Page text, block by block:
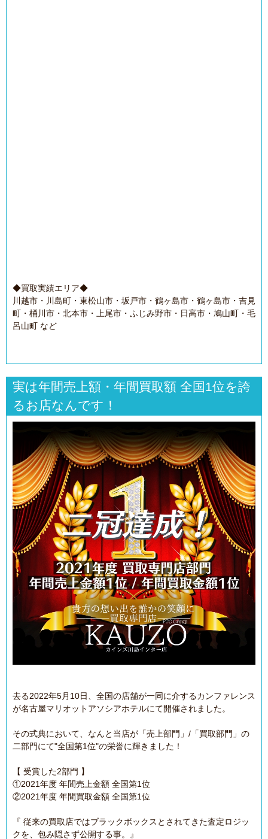
◆買取実績エリア◆
川越市・川島町・東松山市・坂戸市・鶴ヶ島市・鶴ヶ島市・吉見
町・桶川市・北本市・上尾市・ふじみ野市・日高市・鳩山町・毛
呂山町 など
実は年間売上額・年間買取額 全国1位を誇
るお店なんです！
去る2022年5月10日、全国の店舗が一同に介するカンファレンス
が名古屋マリオットアソシアホテルにて開催されました。
その式典において、なんと当店が「売上部門」/「買取部門」の
二部門にて"全国第1位"の栄誉に輝きました！
【 受賞した2部門 】
①2021年度 年間売上金額 全国第1位
②2021年度 年間買取金額 全国第1位
『 従来の買取店ではブラックボックスとされてきた査定ロジッ
クを、包み隠さず公開する事。』